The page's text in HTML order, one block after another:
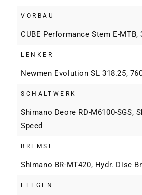
VORBAU
CUBE Performance Stem E-MTB,
LENKER
Newmen Evolution SL 318.25,
SCHALTWERK
Shimano Deore RD-M6100-SGS,
Speed
BREMSE
Shimano BR-MT420, Hydr. Disc
FELGEN